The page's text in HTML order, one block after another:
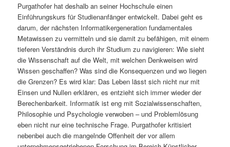
n
Purgathofer hat deshalb an seiner Hochschule einen
Einführungskurs für Studienanfänger entwickelt. Dabei geht es
darum, der nächsten Informatikergeneration fundamentales
Metawissen zu vermitteln und sie damit zu befähigen, mit einem
tieferen Verständnis durch ihr Studium zu navigieren: Wie sieht
die Wissenschaft auf die Welt, mit welchen Denkweisen wird
Wissen geschaffen? Was sind die Konsequenzen und wo liegen
die Grenzen? Es wird klar: Das Leben lässt sich nicht nur mit
Einsen und Nullen erklären, es entzieht sich immer wieder der
Berechenbarkeit. Informatik ist eng mit Sozialwissenschaften,
Philosophie und Psychologie verwoben – und Problemlösung
eben nicht nur eine technische Frage. Purgathofer kritisiert
nebenbei auch die mangelnde Offenheit der vor allem